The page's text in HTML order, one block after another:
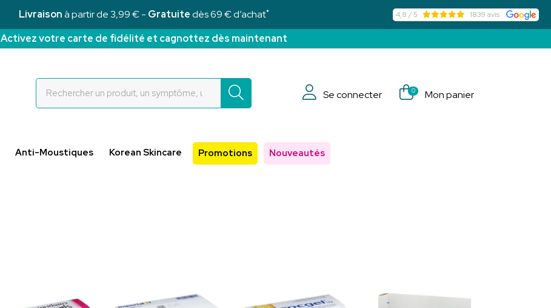
Livraisonà partir de 3,99 € - Gratuitedès 69 € d’achat* 4,8 / 5 1839 avis
Activez votre carte de fidélité et cagnottez dès maintenant
Se connecter
0 Mon panier
Anti-Moustiques Korean Skincare Promotions Nouveautés